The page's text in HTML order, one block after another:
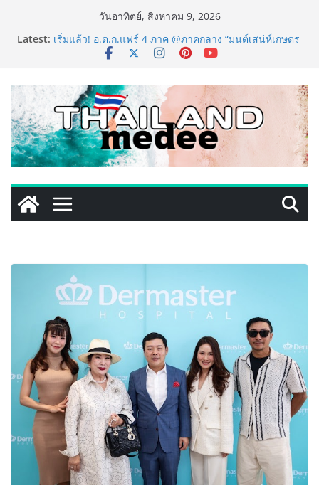
วันอาทิตย์, สิงหาคม 9, 2026
Latest: เริ่มแล้ว! อ.ต.ก.แฟร์ 4 ภาค @ภาคกลาง “มนต์เสน่ห์เกษตร
ไทย สู่ใจกลางมหานคร” ชวนชิม ช้อป สินค้าเกษตร
ททท. ประกาศความสำเร็จ Village to the World Season
5 ผนึก 9 พันธมิตร ขับเคลื่อน ESG Tourism สืบสานพระ
ราชปณิธาน สร้างคุณค่าการท่องเที่ยวไทยอย่างยั่งยืน
เหิงลี่ แมนูแฟคเจอริ่ง เทคโนโลยี (ไทยแลนด์) เปิดโรงงาน
แห่งใหม่ในชลบุรี เดินหน้าขยายฐานการผลิตสู่เอเชียตะวัน
ออกเฉียงใต้ เสริมแกร่งยุทธศาสตร์ระดับโลก
LORDNINE จัดศึกคนดังสายเกม ไทย ปะทะ ฟิลิปปินส์ ใน
“Rise of the Tenth Lord” เปิดสงครามกิลด์ข้ามประเทศ
ฉลองเซิร์ฟเวอร์ใหม่ เฮเลนา
PIPPER STANDARD® เปิดตัวแชมพูอาบน้ำ และ โฟมอาบ
แห้งสัตว์เลี้ยง ชูนวัตกรรมพลังธรรมชาติ “Zero-Residue”